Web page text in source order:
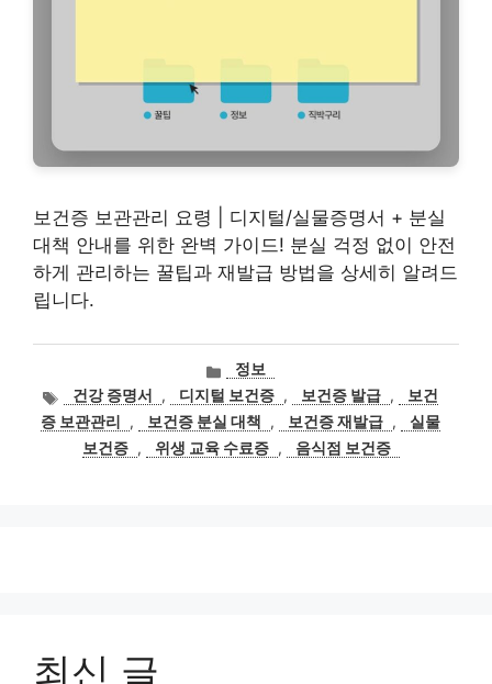
보건증 보관관리 요령 | 디지털/실물증명서 + 분실
대책 안내를 위한 완벽 가이드! 분실 걱정 없이 안전
하게 관리하는 꿀팁과 재발급 방법을 상세히 알려드
립니다.
카
테
고
리
정보
태
그
건강 증명서 , 디지털 보건증 , 보건증 발급 ,
보건
증 보관관리
, 보건증 분실 대책 , 보건증 재발급 ,
실물
보건증 , 위생 교육 수료증 , 음식점 보건증
최신 글